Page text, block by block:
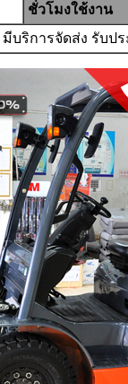
ชั่วโมงใช้งาน
มีบริการจัดส่ง รับป